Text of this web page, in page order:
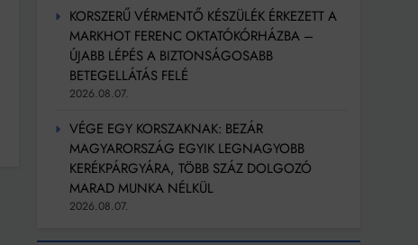
KORSZERŰ VÉRMENTŐ KÉSZÜLÉK ÉRKEZETT A
MARKHOT FERENC OKTATÓKÓRHÁZBA –
ÚJABB LÉPÉS A BIZTONSÁGOSABB
BETEGELLÁTÁS FELÉ
2026.08.07.
VÉGE EGY KORSZAKNAK: BEZÁR
MAGYARORSZÁG EGYIK LEGNAGYOBB
KERÉKPÁRGYÁRA, TÖBB SZÁZ DOLGOZÓ
MARAD MUNKA NÉLKÜL
2026.08.07.